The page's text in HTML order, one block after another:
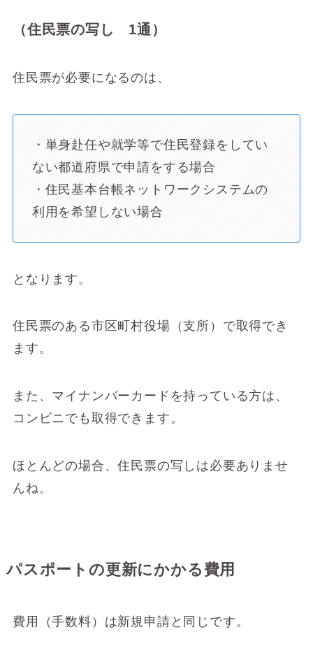
（住民票の写し 1通）
住民票が必要になるのは、
・単身赴任や就学等で住民登録をしてい
ない都道府県で申請をする場合
・住民基本台帳ネットワークシステムの
利用を希望しない場合
となります。
住民票のある市区町村役場（支所）で取得でき
ます。
また、マイナンバーカードを持っている方は、
コンビニでも取得できます。
ほとんどの場合、住民票の写しは必要ありませ
んね。
パスポートの更新にかかる費用
費用（手数料）は新規申請と同じです。